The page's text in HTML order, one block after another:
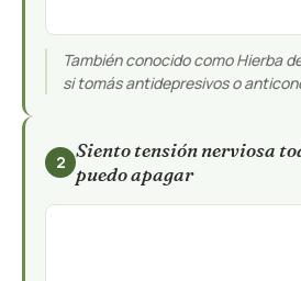
También conocido como Hierba
si tomás antidepresivos o
2
Siento tensión nerviosa
puedo apagar